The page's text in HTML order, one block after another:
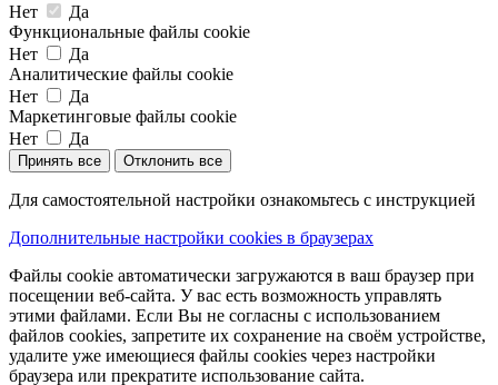
Нет
Да
Функциональные файлы cookie
Нет
Да
Аналитические файлы cookie
Нет
Да
Маркетинговые файлы cookie
Нет
Да
Принять все Отклонить все
Для самостоятельной настройки ознакомьтесь с инструкцией
Дополнительные настройки cookies в браузерах
Файлы cookie автоматически загружаются в ваш браузер при
посещении веб-сайта. У вас есть возможность управлять
этими файлами. Если Вы не согласны с использованием
файлов cookies, запретите их сохранение на своём устройстве,
удалите уже имеющиеся файлы cookies через настройки
браузера или прекратите использование сайта.